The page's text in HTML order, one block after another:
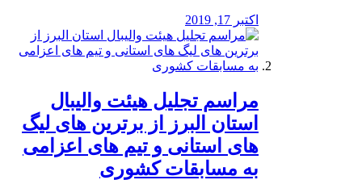
اکتبر 17, 2019
مراسم تجلیل هیئت والیبال
استان البرز از برترین های لیگ
های استانی و تیم های اعزامی
به مسابقات کشوری